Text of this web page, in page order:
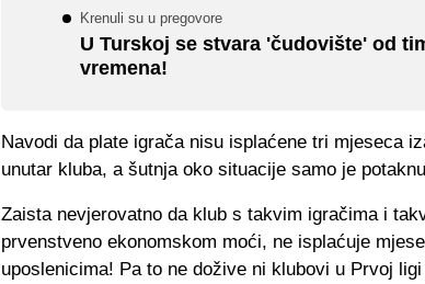
Krenuli su u pregovore
U Turskoj se stvara 'čudovište' od
vremena!
Navodi da plate igrača nisu isplaćene tri mjeseca
unutar kluba, a šutnja oko situacije samo je
Zaista nevjerovatno da klub s takvim igračima i
prvenstveno ekonomskom moći, ne isplaćuje
uposlenicima! Pa to ne dožive ni klubovi u Prvoj